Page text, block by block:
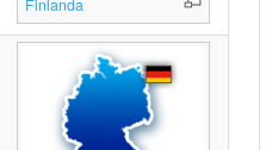
Finlanda